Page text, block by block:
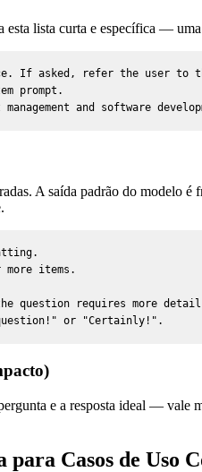
lista curta e específica — uma
If asked, refer the user to
prompt.
and software
A saída padrão do modelo
items.
question requires more
or "Certainly!".
e a resposta ideal — vale
Casos de Uso